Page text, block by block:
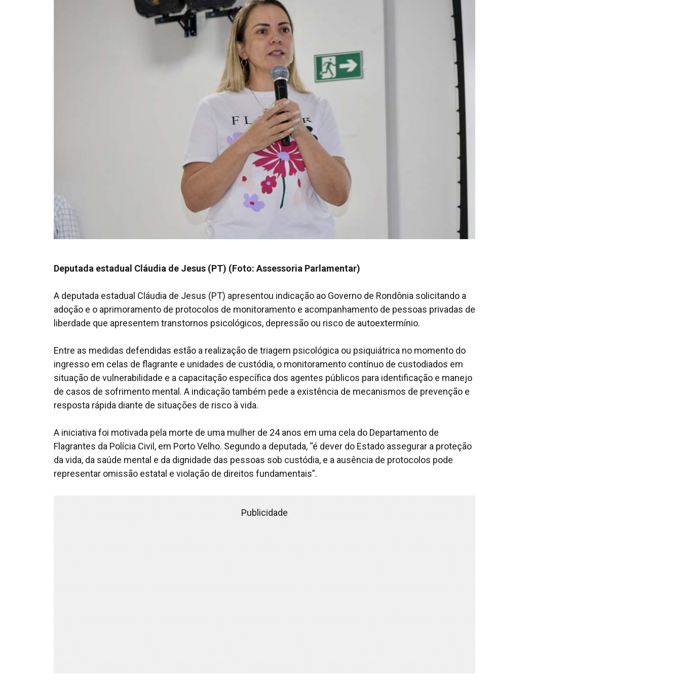
Deputada estadual Cláudia de Jesus (PT) (Foto: Assessoria Parlamentar)
A deputada estadual Cláudia de Jesus (PT) apresentou indicação ao Governo de Rondônia solicitando a
adoção e o aprimoramento de protocolos de monitoramento e acompanhamento de pessoas privadas de
liberdade que apresentem transtornos psicológicos, depressão ou risco de autoextermínio.
Entre as medidas defendidas estão a realização de triagem psicológica ou psiquiátrica no momento do
ingresso em celas de flagrante e unidades de custódia, o monitoramento contínuo de custodiados em
situação de vulnerabilidade e a capacitação específica dos agentes públicos para identificação e manejo
de casos de sofrimento mental. A indicação também pede a existência de mecanismos de prevenção e
resposta rápida diante de situações de risco à vida.
A iniciativa foi motivada pela morte de uma mulher de 24 anos em uma cela do Departamento de
Flagrantes da Polícia Civil, em Porto Velho. Segundo a deputada, “é dever do Estado assegurar a proteção
da vida, da saúde mental e da dignidade das pessoas sob custódia, e a ausência de protocolos pode
representar omissão estatal e violação de direitos fundamentais”.
Publicidade